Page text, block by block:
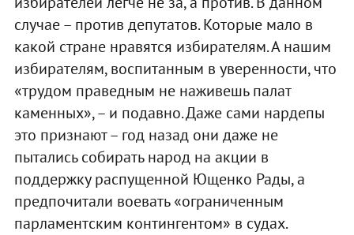
случае – против депутатов. Которые мало в
какой стране нравятся избирателям. А нашим
избирателям, воспитанным в уверенности, что
«трудом праведным не наживешь палат
каменных», – и подавно. Даже сами нардепы
это признают – год назад они даже не
пытались собирать народ на акции в
поддержку распущенной Ющенко Рады, а
предпочитали воевать «ограниченным
парламентским контингентом» в судах.